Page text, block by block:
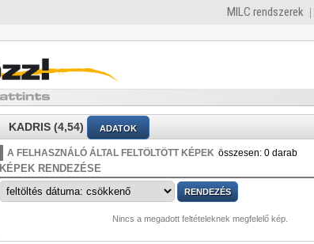
MILC rendszerek
KADRIS (4,54) ADATOK
A FELHASZNÁLÓ ÁLTAL FELTÖLTÖTT KÉPEK összesen: 0 darab
KÉPEK RENDEZÉSE
Nincs a megadott feltételeknek megfelelő kép.